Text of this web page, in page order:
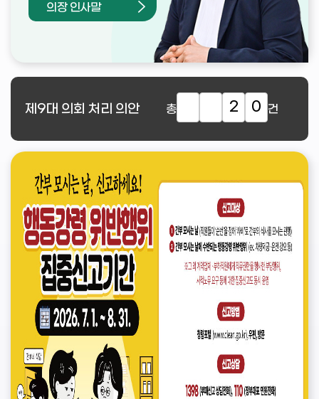
의장 인사말
제9대 의회 처리 의안 총 2 0 건